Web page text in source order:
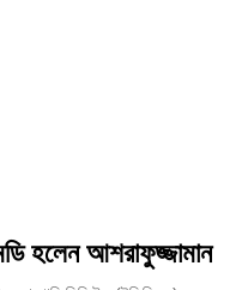
হলেন আশরাফুজ্জামান